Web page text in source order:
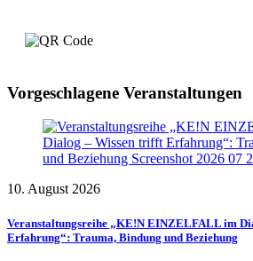
Vorgeschlagene Veranstaltungen
10. August 2026
Veranstaltungsreihe „KE!N EINZELFALL im
Erfahrung“: Trauma, Bindung und Beziehung